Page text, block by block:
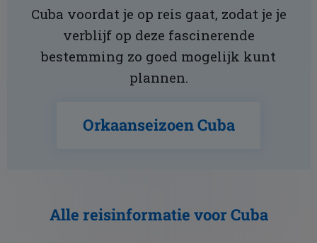
Cuba voordat je op reis gaat, zodat je je
verblijf op deze fascinerende
bestemming zo goed mogelijk kunt
plannen.
Orkaanseizoen Cuba
Alle reisinformatie voor Cuba